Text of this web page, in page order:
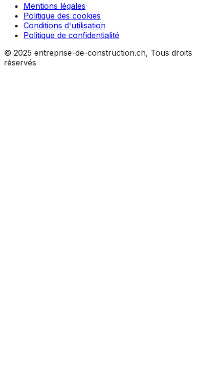
Mentions légales
Politique des cookies
Conditions d'utilisation
Politique de confidentialité
© 2025 entreprise-de-construction.ch, Tous droits
réservés